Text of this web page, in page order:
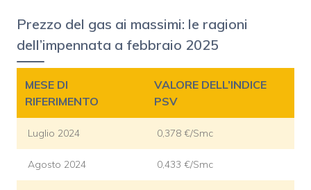
Prezzo del gas ai massimi: le ragioni
dell’impennata a febbraio 2025
MESE DI
RIFERIMENTO
VALORE DELL’INDICE
PSV
Luglio 2024 0,378 €/Smc
Agosto 2024 0,433 €/Smc